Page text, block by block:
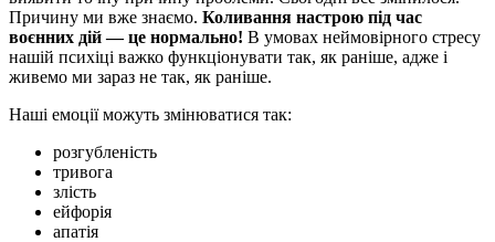
Причину ми вже знаємо. Коливання настрою під час
воєнних дій — це нормально! В умовах неймовірного стресу
нашій психіці важко функціонувати так, як раніше, адже і
живемо ми зараз не так, як раніше.
Наші емоції можуть змінюватися так:
розгубленість
тривога
злість
ейфорія
апатія